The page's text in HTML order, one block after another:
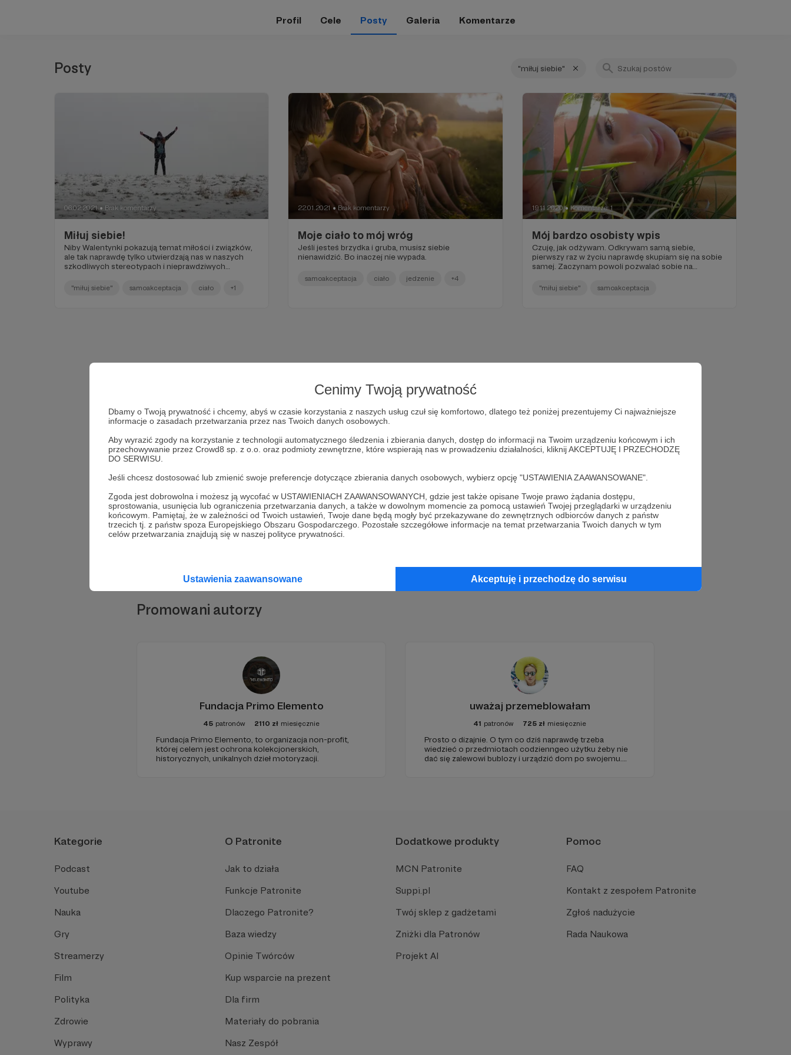
Cenimy Twoją prywatność
Dbamy o Twoją prywatność i chcemy, abyś w czasie korzystania z naszych usług czuł się komfortowo, dlatego też poniżej prezentujemy Ci najważniejsze
informacje o zasadach przetwarzania przez nas Twoich danych osobowych.
Aby wyrazić zgody na korzystanie z technologii automatycznego śledzenia i zbierania danych, dostęp do informacji na Twoim urządzeniu końcowym i ich
przechowywanie przez Crowd8 sp. z o.o. oraz podmioty zewnętrzne, które wspierają nas w prowadzeniu działalności, kliknij AKCEPTUJĘ I PRZECHODZĘ
DO SERWISU.
Jeśli chcesz dostosować lub zmienić swoje preferencje dotyczące zbierania danych osobowych, wybierz opcję "USTAWIENIA ZAAWANSOWANE".
Zgoda jest dobrowolna i możesz ją wycofać w USTAWIENIACH ZAAWANSOWANYCH, gdzie jest także opisane Twoje prawo żądania dostępu,
sprostowania, usunięcia lub ograniczenia przetwarzania danych, a także w dowolnym momencie za pomocą ustawień Twojej przeglądarki w urządzeniu
końcowym. Pamiętaj, że w zależności od Twoich ustawień, Twoje dane będą mogły być przekazywane do zewnętrznych odbiorców danych z państw
trzecich tj. z państw spoza Europejskiego Obszaru Gospodarczego. Pozostałe szczegółowe informacje na temat przetwarzania Twoich danych w tym
celów przetwarzania znajdują się w naszej polityce prywatności.
Ustawienia zaawansowane Akceptuję i przechodzę do serwisu
Profil Cele Posty Galeria Komentarze
Posty "miłuj siebie"
06.02.2021 ● Brak komentarzy
Miłuj siebie!
Niby Walentynki pokazują temat miłości i związków,
ale tak naprawdę tylko utwierdzają nas w naszych
szkodliwych stereotypach i nieprawdziwych
samotni i zazdrościć tym, którzy są zakochani. A
gdyby ten walentynkowy okres w roku rzeczywiście
"miłuj siebie" samoakceptacja ciało +1
22.01.2021 ● Brak komentarzy
Moje ciało to mój wróg
Jeśli jesteś brzydka i gruba, musisz siebie
nienawidzić. Bo inaczej nie wypada.
samoakceptacja ciało jedzenie +4
19.11.2020 ● Komentarze: 1
Mój bardzo osobisty wpis
Czuję, jak odżywam. Odkrywam samą siebie,
pierwszy raz w życiu naprawdę skupiam się na sobie
samej. Zaczynam powoli pozwalać sobie na
chociaż jest to trudne, jest to dla mnie całkowicie
"miłuj siebie" samoakceptacja
Wesprzyj działalność AutoraSzarosenjuż teraz!
Zostań Patronem
Promowani autorzy
Fundacja Primo Elemento
45 patronów 2110 zł miesięcznie
Fundacja Primo Elemento, to organizacja non-profit,
której celem jest ochrona kolekcjonerskich,
historycznych, unikalnych dzieł motoryzacji.
uważaj przemeblowałam
41 patronów 725 zł miesięcznie
Prosto o dizajnie. O tym co dziś naprawdę trzeba
wiedzieć o przedmiotach codzienngeo użytku żeby nie
dać się zalewowi bublozy i urządzić dom po swojemu.
Kategorie
Podcast
Youtube
Nauka
Gry
Streamerzy
Film
Polityka
Zdrowie
Wyprawy
O Patronite
Jak to działa
Funkcje Patronite
Dlaczego Patronite?
Baza wiedzy
Opinie Twórców
Kup wsparcie na prezent
Dla firm
Materiały do pobrania
Nasz Zespół
Dodatkowe produkty
MCN Patronite
Suppi.pl
Twój sklep z gadżetami
Zniżki dla Patronów
Projekt AI
Pomoc
FAQ
Kontakt z zespołem Patronite
Zgłoś nadużycie
Rada Naukowa